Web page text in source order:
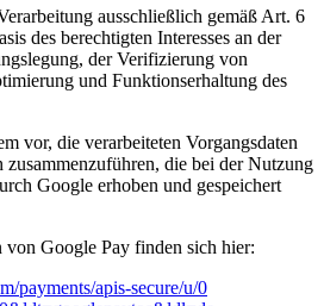
ausschließlich gemäß Art. 6
des berechtigten Interesses an der
der Verifizierung von
und Funktionserhaltung des
vor, die verarbeiteten Vorgangsdaten
die bei der Nutzung
Google erhoben und gespeichert
Google Pay finden sich hier:
/payments/apis-secure/u/0